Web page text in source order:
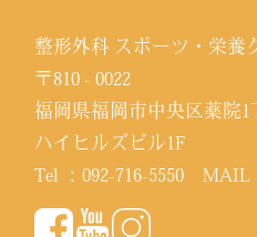
整形外科 スポーツ・栄養
〒810 - 0022
福岡県福岡市中央区薬院1
ハイヒルズビル1F
Tel ：092-716-5550 MAIL